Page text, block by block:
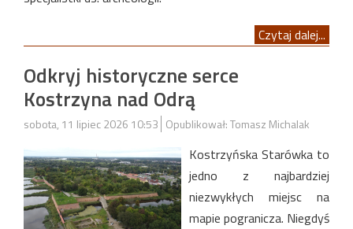
Czytaj dalej...
Odkryj historyczne serce
Kostrzyna nad Odrą
sobota, 11 lipiec 2026 10:53 Opublikował: Tomasz Michalak
Kostrzyńska Starówka to
jedno z najbardziej
niezwykłych miejsc na
mapie pogranicza. Niegdyś